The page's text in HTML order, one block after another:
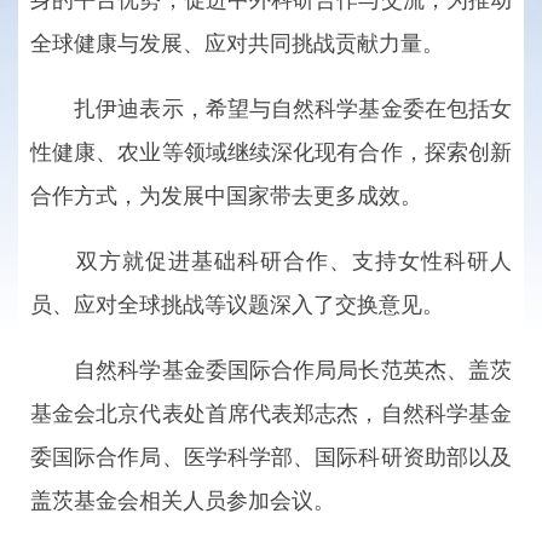
全球健康与发展、应对共同挑战贡献力量。
扎伊迪表示，希望与自然科学基金委在包括女
性健康、农业等领域继续深化现有合作，探索创新
合作方式，为发展中国家带去更多成效。
双方就促进基础科研合作、支持女性科研人
员、应对全球挑战等议题深入了交换意见。
自然科学基金委国际合作局局长范英杰、盖茨
基金会北京代表处首席代表郑志杰，自然科学基金
委国际合作局、医学科学部、国际科研资助部以及
盖茨基金会相关人员参加会议。